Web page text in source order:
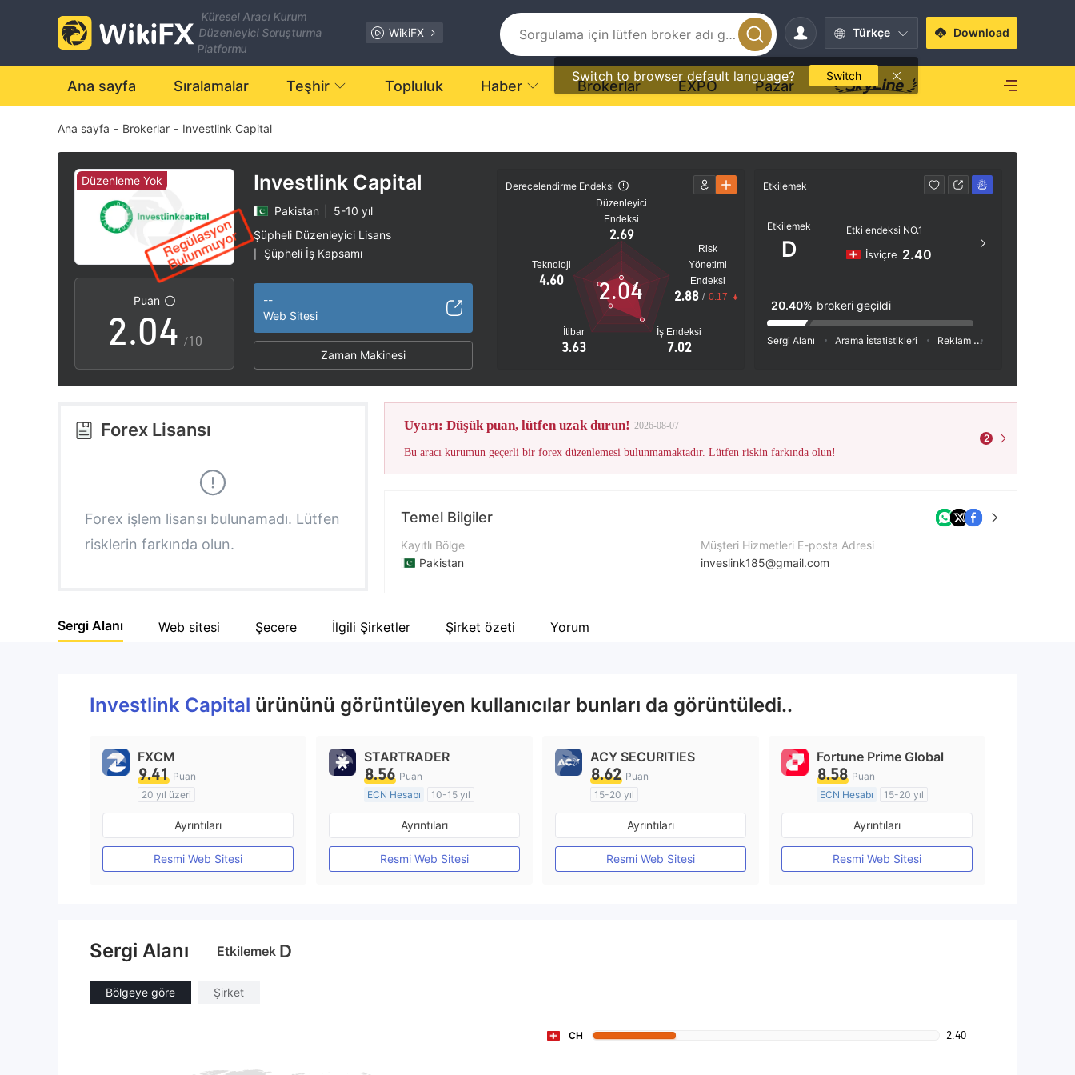
Küresel Aracı Kurum
Düzenleyici Soruşturma
Platformu
WikiFX Türkçe
Switch to browser default language? Switch
Download
Ana sayfa Sıralamalar Teşhir Topluluk Haber Brokerlar EXPO Pazar
Ana sayfa - Brokerlar - Investlink Capital
Düzenleme Yok
Puan
0
1
2
3
4
6
7
9
.0
1
2
4
5
8
9
0
1
2
3
4
5
6
8
9
/10
Investlink Capital
Pakistan
5-10 yıl
Şüpheli Düzenleyici Lisans
Şüpheli İş Kapsamı
--
Web Sitesi
Zaman Makinesi
Derecelendirme Endeksi
Düzenleyici
Endeksi
2.69
Teknoloji
4.60
İtibar
3.63
İş Endeksi
7.02
Risk
Yönetimi
Endeksi
2.88 / 0.17
2.04
Etkilemek
Etkilemek
D
Etki endeksi NO.1
İsviçre 2.40
20.40% brokeri geçildi
Sergi Alanı Arama İstatistikleri Reklam
Forex Lisansı
Forex işlem lisansı bulunamadı. Lütfen
risklerin farkında olun.
Uyarı: Düşük puan, lütfen uzak durun! 2026-08-07
Bu aracı kurumun geçerli bir forex düzenlemesi bulunmamaktadır. Lütfen riskin farkında olun!
2
Temel Bilgiler
Kayıtlı Bölge
Pakistan
Şirket Adı
Müşteri Hizmetleri E-posta Adresi
inveslink185@gmail.com
Sergi Alanı Web sitesi Şecere İlgili Şirketler Şirket özeti Yorum
Investlink Capital ürününü görüntüleyen kullanıcılar bunları da görüntüledi..
FXCM
9.41 Puan
20 yıl üzeri
Düzenleyici Ülke/Bölge: Avustralya
Pazar Yapıcılık (MM)
MT4 Tam Lisans
Ayrıntıları
Resmi Web Sitesi
STARTRADER
8.56 Puan
ECN Hesabı
10-15 yıl
Düzenleyici Ülke/Bölge: Avustralya
Pazar Yapıcılık (MM)
MT4 Tam Lisans
Ayrıntıları
Resmi Web Sitesi
ACY SECURITIES
8.62 Puan
15-20 yıl
Düzenleyici Ülke/Bölge: Avustralya
Pazar Yapıcılık (MM)
MT4 Tam Lisans
Ayrıntıları
Resmi Web Sitesi
Fortune Prime Global
8.58 Puan
ECN Hesabı
15-20 yıl
Düzenleyici Ülke/Bölge: Avustralya
Pazar Yapıcılık (MM)
MT4 Tam Lisans
Ayrıntıları
Resmi Web Sitesi
Sergi Alanı Etkilemek D
Bölgeye göre Şirket
CH 2.40